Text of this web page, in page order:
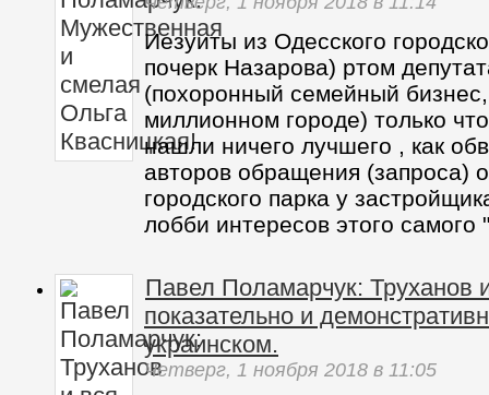
Иезуиты из Одесского
почерк Назарова) ртом
(похоронный семейный
миллионном городе) только
нашли ничего лучшего , как
авторов обращения (запроса)
городского парка у
лобби интересов этого самого
Павел Поламарчук: Труханов
показательно и
украинском.
Четверг, 1 ноября 2018 в 11:05